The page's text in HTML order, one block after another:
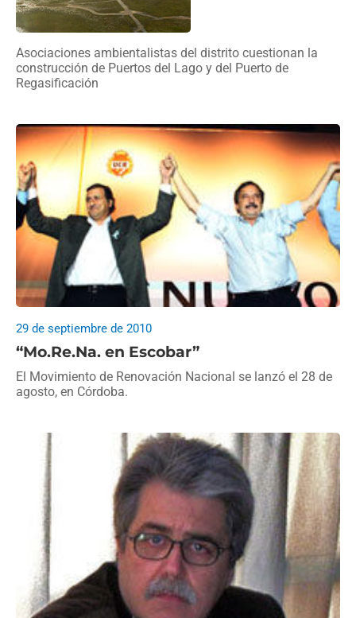
Asociaciones ambientalistas del distrito cuestionan la
construcción de Puertos del Lago y del Puerto de
Regasificación
“Mo.Re.Na. en Escobar”
29 de septiembre de 2010
El Movimiento de Renovación Nacional se lanzó el 28 de
agosto, en Córdoba.